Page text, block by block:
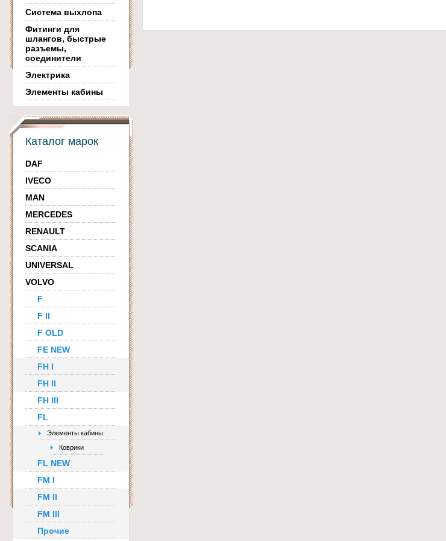
Система выхлопа
Фитинги для
шлангов, быстрые
разъемы,
соединители
Электрика
Элементы кабины
Каталог марок
DAF
IVECO
MAN
MERCEDES
RENAULT
SCANIA
UNIVERSAL
VOLVO
F
F II
F OLD
FE NEW
FH I
FH II
FH III
FL
Элементы кабины
Коврики
FL NEW
FM I
FM II
FM III
Прочие